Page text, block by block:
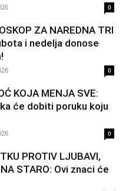
0
ZA NAREDNA TRI
i nedelja donose
0
KOJA MENJA SVE:
će dobiti poruku koju
0
PROTIV LJUBAVI,
STARO: Ovi znaci će